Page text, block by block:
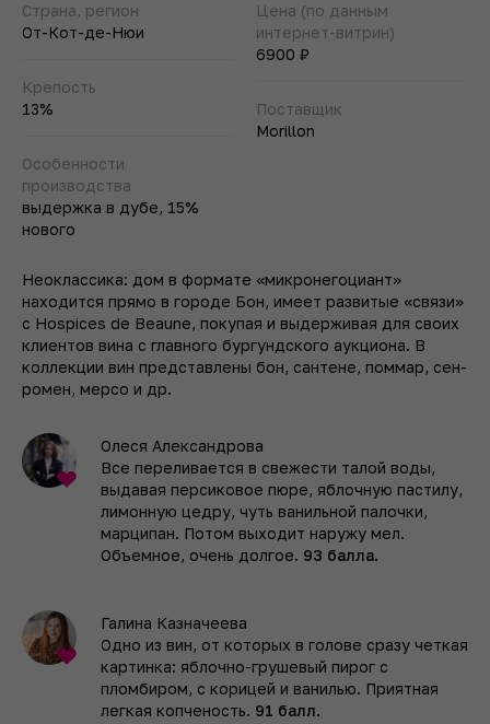
Страна, регион
От-Кот-де-Нюи
Крепость
13%
Особенности
производства
выдержка в дубе, 15%
нового
Цена (по данным
интернет-витрин)
6900 ₽
Поставщик
Morillon
Неоклассика: дом в формате «микронегоциант»
находится прямо в городе Бон, имеет развитые «связи»
с Hospices de Beaune, покупая и выдерживая для своих
клиентов вина с главного бургундского аукциона. В
коллекции вин представлены бон, сантене, поммар, сен-
ромен, мерсо и др.
Олеся Александрова
Все переливается в свежести талой воды,
выдавая персиковое пюре, яблочную пастилу,
лимонную цедру, чуть ванильной палочки,
марципан. Потом выходит наружу мел.
Объемное, очень долгое. 93 балла.
Галина Казначеева
Одно из вин, от которых в голове сразу четкая
картинка: яблочно-грушевый пирог с
пломбиром, с корицей и ванилью. Приятная
легкая копченость. 91 балл.